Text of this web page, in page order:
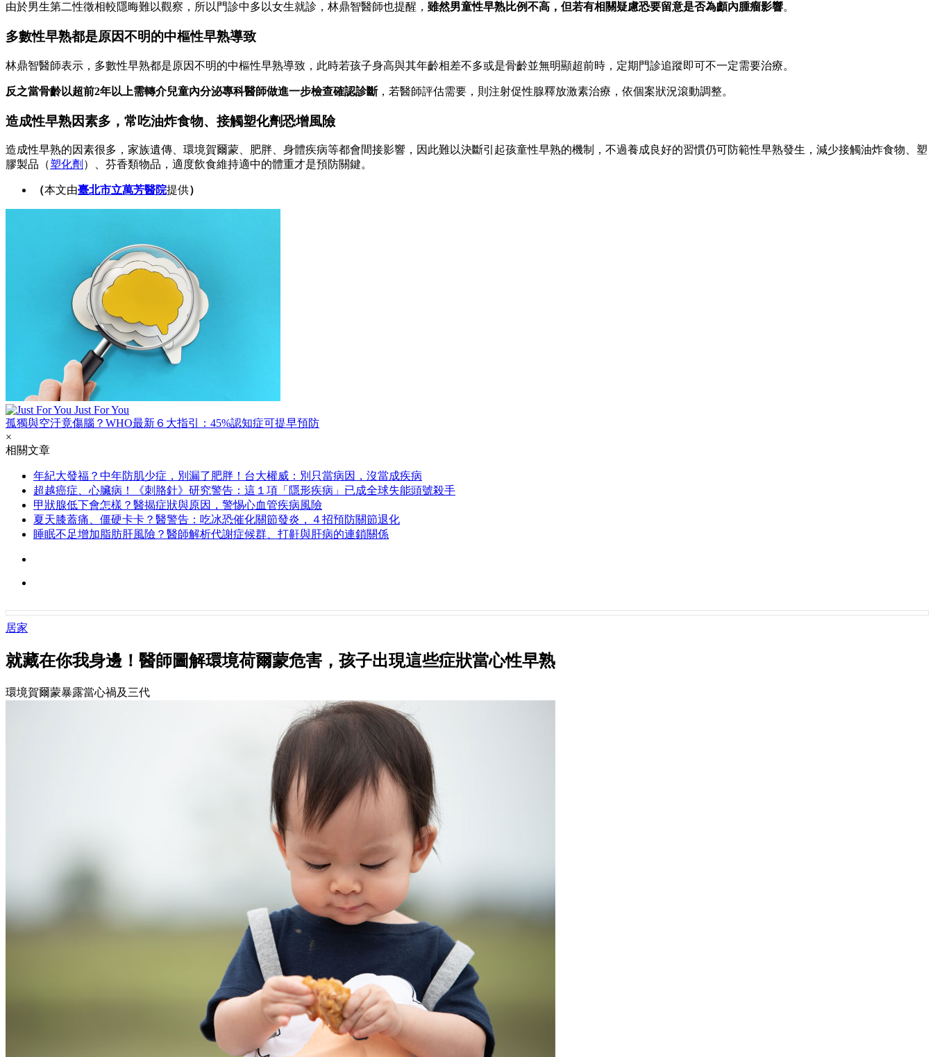
由於男生第二性徵相較隱晦難以觀察，所以門診中多以女生就診，林鼎智醫師也提醒， 雖然男童性早熟比例不高，但若有相關疑慮恐要留意是否為顱內腫瘤影響。
多數性早熟都是原因不明的中樞性早熟導致
林鼎智醫師表示，多數性早熟都是原因不明的中樞性早熟導致，此時若孩子身高與其年齡相差不多或是骨齡並無明顯超前時，定期門診追蹤即可不一定需要治療。
反之當骨齡以超前2年以上需轉介兒童內分泌專科醫師做進一步檢查確認診斷，若醫師評估需要，則注射促性腺釋放激素治療，依個案狀況滾動調整。
造成性早熟因素多，常吃油炸食物、接觸塑化劑恐增風險
造成性早熟的因素很多，家族遺傳、環境賀爾蒙、肥胖、身體疾病等都會間接影響，因此難以決斷引起孩童性早熟的機制，不過養成良好的習慣仍可防範性早熟發生，減少接觸油炸食物、塑
膠製品（塑化劑 ）、芬香類物品，適度飲食維持適中的體重才是預防關鍵。
（本文由臺北市立萬芳醫院提供）
Just For You
孤獨與空汙竟傷腦？WHO最新６大指引：45%認知症可提早預防
×
相關文章
年紀大發福？中年防肌少症，別漏了肥胖！台大權威：別只當病因，沒當成疾病
超越癌症、心臟病！《刺胳針》研究警告：這１項「隱形疾病」已成全球失能頭號殺手
甲狀腺低下會怎樣？醫揭症狀與原因，警惕心血管疾病風險
夏天膝蓋痛、僵硬卡卡？醫警告：吃冰恐催化關節發炎，４招預防關節退化
睡眠不足增加脂肪肝風險？醫師解析代謝症候群、打鼾與肝病的連鎖關係
居家
就藏在你我身邊！醫師圖解環境荷爾蒙危害，孩子出現這些症狀當心性早熟
環境賀爾蒙暴露當心禍及三代